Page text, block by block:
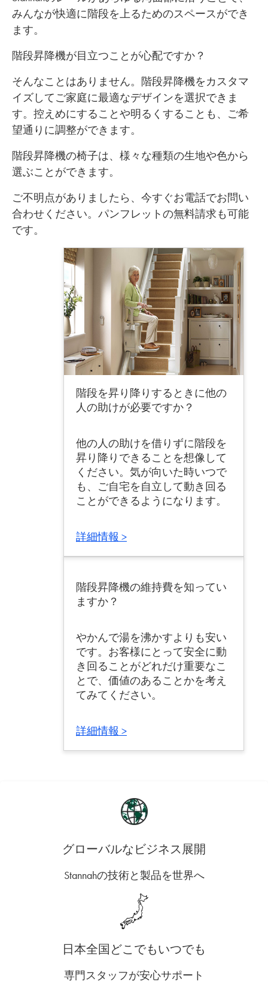
みんなが快適に階段を上るためのスペースができ
ます。
階段昇降機が目立つことが心配ですか？
そんなことはありません。階段昇降機をカスタマ
イズしてご家庭に最適なデザインを選択できま
す。控えめにすることや明るくすることも、ご希
望通りに調整ができます。
階段昇降機の椅子は、様々な種類の生地や色から
選ぶことができます。
ご不明点がありましたら、今すぐお電話でお問い
合わせください。パンフレットの無料請求も可能
です。
階段を昇り降りするときに他の
人の助けが必要ですか？
他の人の助けを借りずに階段を
昇り降りできることを想像して
ください。気が向いた時いつで
も、ご自宅を自立して動き回る
ことができるようになります。
詳細情報 >
階段昇降機の維持費を知ってい
ますか？
やかんで湯を沸かすよりも安い
です。お客様にとって安全に動
き回ることがどれだけ重要なこ
とで、価値のあることかを考え
てみてください。
詳細情報 >
グローバルなビジネス展開
Stannahの技術と製品を世界へ
日本全国どこでもいつでも
専門スタッフが安心サポート